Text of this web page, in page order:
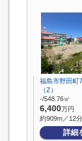
福島市野田
（Z）
-/548.76㎡
6,400万円
約909m／12分
詳細